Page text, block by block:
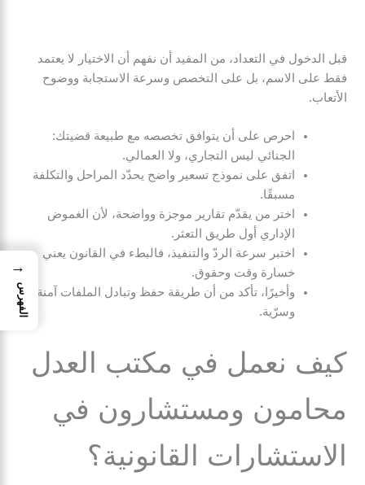
قبل الدخول في التعداد، من المفيد أن نفهم أن الاختيار لا يعتمد
فقط على الاسم، بل على التخصص وسرعة الاستجابة ووضوح
الأتعاب.
احرص على أن يتوافق تخصصه مع طبيعة قضيتك:
الجنائي ليس التجاري، ولا العمالي.
اتفق على نموذج تسعير واضح يحدّد المراحل والتكلفة
مسبقًا.
اختر من يقدّم تقارير موجزة وواضحة، لأن الغموض
الإداري أول طريق التعثر.
اختبر سرعة الردّ والتنفيذ، فالبطء في القانون يعني
خسارة وقت وحقوق.
وأخيرًا، تأكد من أن طريقة حفظ وتبادل الملفات آمنة
وسرّية.
كيف نعمل في مكتب العدل
محامون ومستشارون في
الاستشارات القانونية؟
→
الفهرس